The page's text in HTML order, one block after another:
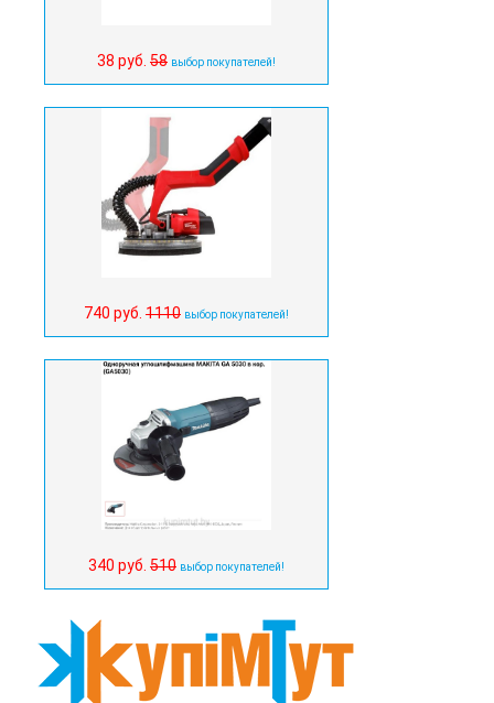
38 руб. 58 выбор покупателей!
740 руб. 1110 выбор покупателей!
340 руб. 510 выбор покупателей!